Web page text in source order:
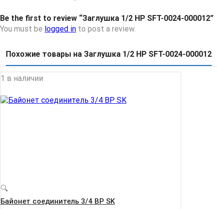
Be the first to review “Заглушка 1/2 НР SFT-0024-000012”
You must be logged in to post a review.
Похожие товары на Заглушка 1/2 НР SFT-0024-000012
1 в наличии
🔍
Байонет соединитель 3/4 ВР SK